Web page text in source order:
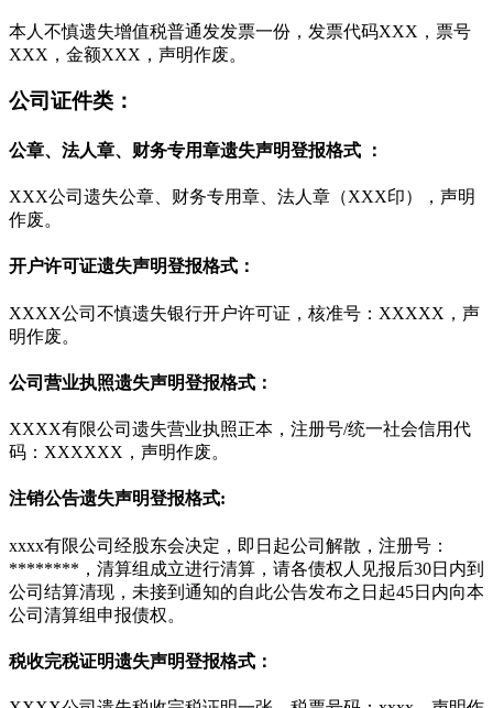
本人不慎遗失增值税普通发发票一份，发票代码XXX，票号
XXX，金额XXX，声明作废。
公司证件类：
公章、法人章、财务专用章遗失声明登报格式 ：
XXX公司遗失公章、财务专用章、法人章（XXX印），声明
作废。
开户许可证遗失声明登报格式：
XXXX公司不慎遗失银行开户许可证，核准号：XXXXX，声
明作废。
公司营业执照遗失声明登报格式：
XXXX有限公司遗失营业执照正本，注册号/统一社会信用代
码：XXXXXX，声明作废。
注销公告遗失声明登报格式:
xxxx有限公司经股东会决定，即日起公司解散，注册号：
********，清算组成立进行清算，请各债权人见报后30日内到
公司结算清现，未接到通知的自此公告发布之日起45日内向本
公司清算组申报债权。
税收完税证明遗失声明登报格式：